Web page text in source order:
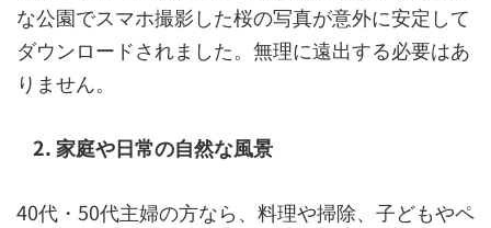
な公園でスマホ撮影した桜の写真が意外に安定して
ダウンロードされました。無理に遠出する必要はあ
りません。
2. 家庭や日常の自然な風景
40代・50代主婦の方なら、料理や掃除、子どもやペ